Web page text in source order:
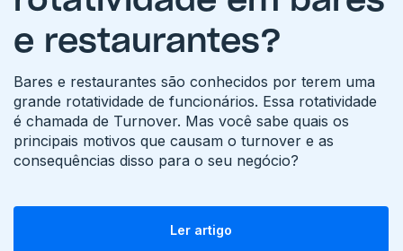
e restaurantes?
Bares e restaurantes são conhecidos por terem uma
grande rotatividade de funcionários. Essa rotatividade
é chamada de Turnover. Mas você sabe quais os
principais motivos que causam o turnover e as
consequências disso para o seu negócio?
Ler artigo